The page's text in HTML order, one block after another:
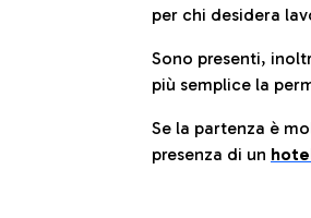
per chi desidera
Sono presenti,
più semplice la
Se la partenza è
presenza di un